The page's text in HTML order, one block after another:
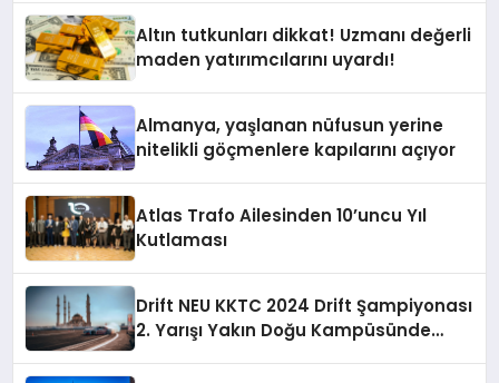
Altın tutkunları dikkat! Uzmanı değerli
maden yatırımcılarını uyardı!
Almanya, yaşlanan nüfusun yerine
nitelikli göçmenlere kapılarını açıyor
Atlas Trafo Ailesinden 10’uncu Yıl
Kutlaması
Drift NEU KKTC 2024 Drift Şampiyonası
2. Yarışı Yakın Doğu Kampüsünde